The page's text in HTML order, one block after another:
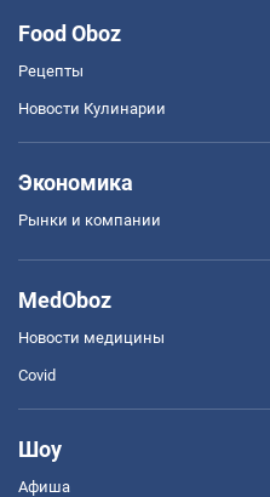
Food Oboz
Рецепты
Новости Кулинарии
Экономика
Рынки и компании
MedOboz
Новости медицины
Covid
Шоу
Афиша